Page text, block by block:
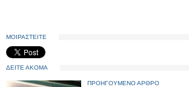
ΜΟΙΡΑΣΤΕΙΤΕ
ΔΕΙΤΕ ΑΚΟΜΑ
ΠΡΟΗΓΟΥΜΕΝΟ ΑΡΘΡΟ